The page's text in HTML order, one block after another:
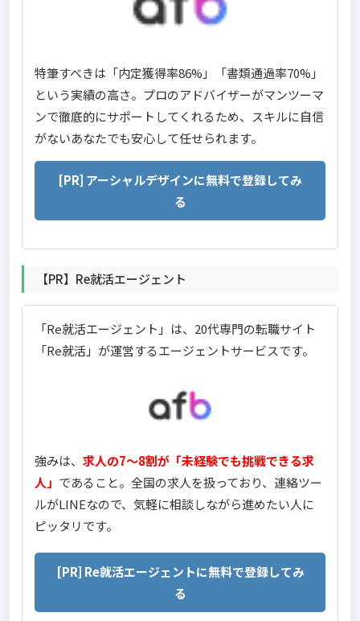
特筆すべきは「内定獲得率86%」「書類通過率70%」
という実績の高さ。プロのアドバイザーがマンツーマ
ンで徹底的にサポートしてくれるため、スキルに自信
がないあなたでも安心して任せられます。
[PR] アーシャルデザインに無料で登録してみ
る
【PR】Re就活エージェント
「Re就活エージェント」は、20代専門の転職サイト
「Re就活」が運営するエージェントサービスです。
強みは、 求人の7〜8割が「未経験でも挑戦できる求
人」 であること。全国の求人を扱っており、連絡ツー
ルがLINEなので、気軽に相談しながら進めたい人に
ピッタリです。
[PR] Re就活エージェントに無料で登録してみ
る